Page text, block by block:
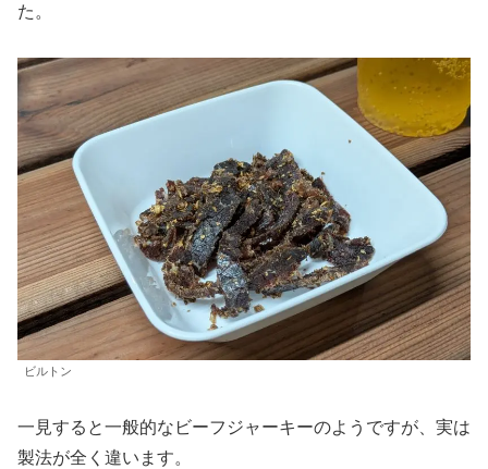
た。
ビルトン
一見すると一般的なビーフジャーキーのようですが、実は
製法が全く違います。